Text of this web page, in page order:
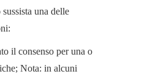
una delle
il consenso per una o
Nota: in alcuni